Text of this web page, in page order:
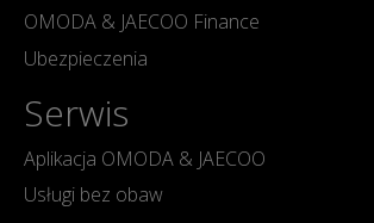
OMODA & JAECOO Finance
Ubezpieczenia
Serwis
Aplikacja OMODA & JAECOO
Usługi bez obaw